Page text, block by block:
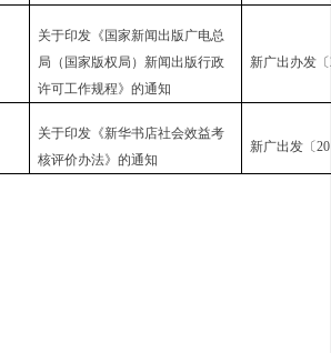
关于印发《国家新闻出版广电总
局（国家版权局）新闻出版行政
许可工作规程》的通知
新广出办发
关于印发《新华书店社会效益考
核评价办法》的通知
新广出发〔